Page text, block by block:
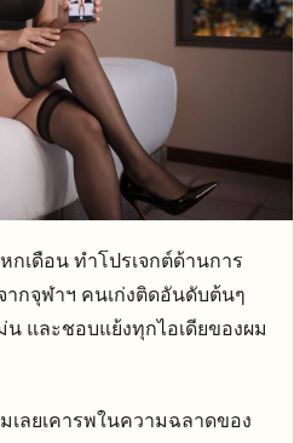
เดือน ทำโปรเจกต์ด้านการ
ากจุฬาฯ คนเก่งติดอันดับต้นๆ
และชอบแย้งทุกไอเดียของผม
เลยเคารพในความฉลาดของ